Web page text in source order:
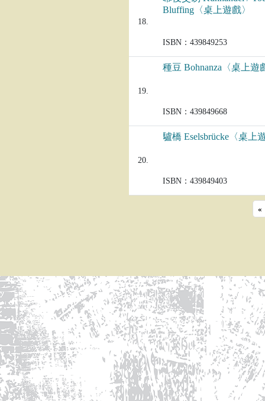
18.
Bluffing〈桌上遊戲〉
ISBN：439849253
19.
種豆 Bohnanza〈桌上遊
ISBN：439849668
20.
驢橋 Eselsbrücke〈桌上
ISBN：439849403
«